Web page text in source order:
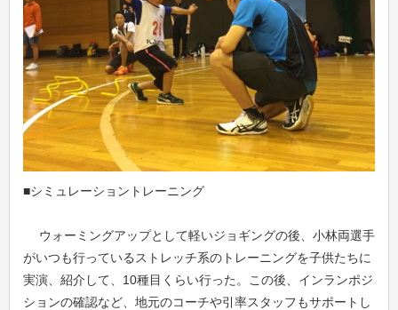
■シミュレーショントレーニング
ウォーミングアップとして軽いジョギングの後、小林両選手
がいつも行っているストレッチ系のトレーニングを子供たちに
実演、紹介して、10種目くらい行った。この後、インランポジ
ションの確認など、地元のコーチや引率スタッフもサポートし